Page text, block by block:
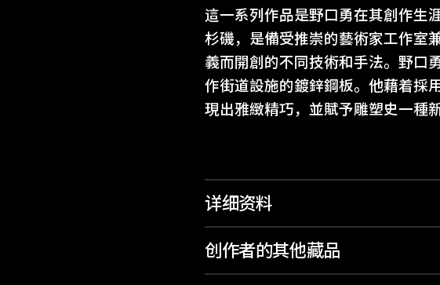
這一系列作品是野口勇在其創作生
杉磯，是備受推崇的藝術家工作室
義而開創的不同技術和手法。野口
作街道設施的鍍鋅鋼板。他藉着採
現出雅緻精巧，並賦予雕塑史一種
详细资料
创作者的其他藏品